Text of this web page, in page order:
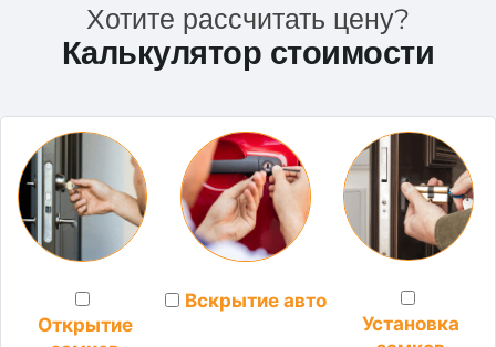
Хотите рассчитать цену?
Калькулятор стоимости
Открытие
Вскрытие авто
Установка